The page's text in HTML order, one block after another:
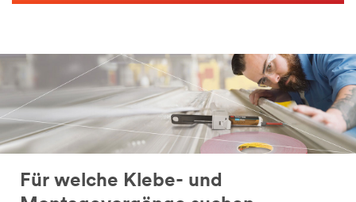
Für welche Klebe- und